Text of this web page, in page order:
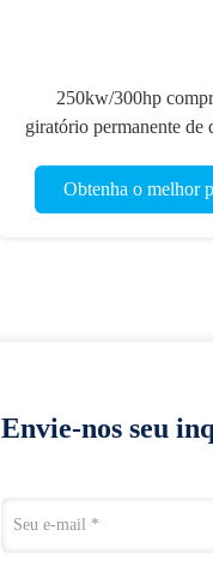
250kw/300hp
giratório permanente de
Obtenha o melhor
Envie-nos seu